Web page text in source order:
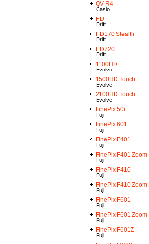
QV-R4
Casio
HD
Drift
HD170 Stealth
Drift
HD720
Drift
1100HD
Evolve
1500HD Touch
Evolve
2100HD Touch
Evolve
FinePix 50i
Fuji
FinePix 601
Fuji
FinePix F401
Fuji
FinePix F401 Zoom
Fuji
FinePix F410
Fuji
FinePix F410 Zoom
Fuji
FinePix F601
Fuji
FinePix F601 Zoom
Fuji
FinePix F601Z
Fuji